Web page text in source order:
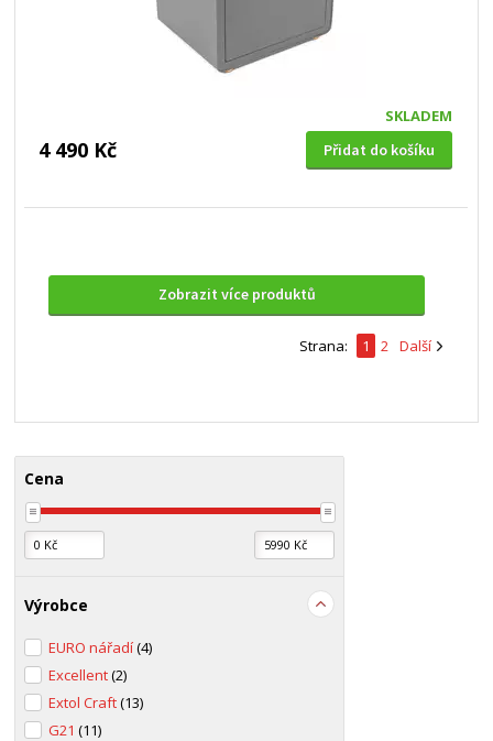
SKLADEM
4 490 Kč Přidat do košíku
Zobrazit více produktů
Strana: 1 2 Další
Cena
Výrobce
EURO nářadí(4)
Excellent(2)
Extol Craft(13)
G21(11)